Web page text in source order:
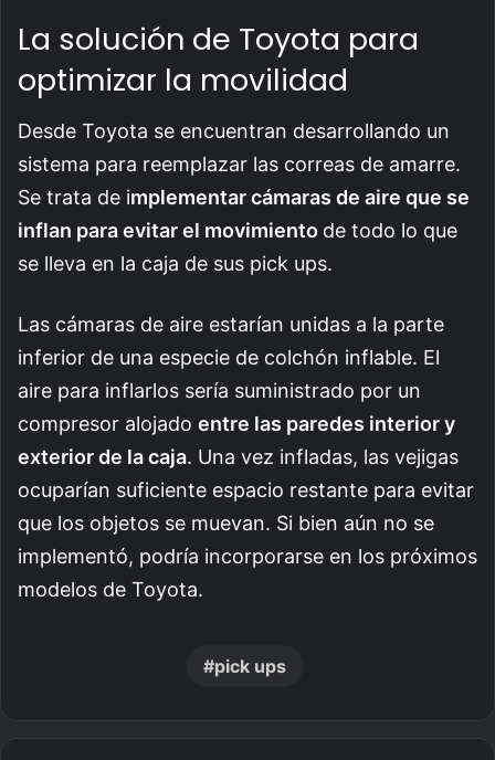
La solución de Toyota para
optimizar la movilidad
Desde Toyota se encuentran desarrollando un
sistema para reemplazar las correas de amarre.
Se trata de implementar cámaras de aire que se
inflan para evitar el movimiento de todo lo que
se lleva en la caja de sus pick ups.
Las cámaras de aire estarían unidas a la parte
inferior de una especie de colchón inflable. El
aire para inflarlos sería suministrado por un
compresor alojado entre las paredes interior y
exterior de la caja. Una vez infladas, las vejigas
ocuparían suficiente espacio restante para evitar
que los objetos se muevan. Si bien aún no se
implementó, podría incorporarse en los próximos
modelos de Toyota.
pick ups